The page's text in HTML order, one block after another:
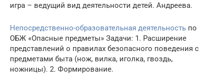
игра – ведущий вид деятельности детей. Андреева.
Непосредственно-образовательная деятельность по
ОБЖ «Опасные предметы» Задачи: 1. Расширение
представлений о правилах безопасного поведения с
предметами быта (нож, вилка, иголка, гвоздь,
ножницы). 2. Формирование.